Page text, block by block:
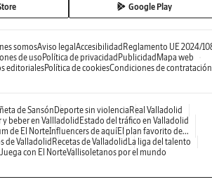
Google Play
somosAviso legal Accesibilidad Reglamento UE 2024/
de usoPolítica de privacidad Publicidad Mapa web
editorialesPolítica de cookiesCondiciones de contratación
de Sansón Deporte sin violencia Real Valladolid
y beber en Vallladolid Estado del tráfico en Valladolid
de El NorteInfluencers de aquíEl plan favorito de...
de Valladolid Recetas de Valladolid La liga del talento
Juega con El NorteVallisoletanos por el mundo